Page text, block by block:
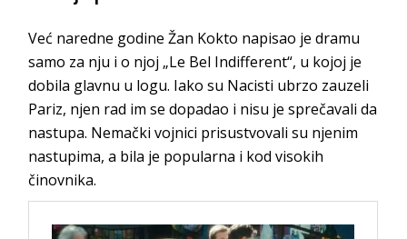
Već naredne godine Žan Kokto napisao je dramu
samo za nju i o njoj „Le Bel Indifferent“, u kojoj je
dobila glavnu u logu. Iako su Nacisti ubrzo zauzeli
Pariz, njen rad im se dopadao i nisu je sprečavali da
nastupa. Nemački vojnici prisustvovali su njenim
nastupima, a bila je popularna i kod visokih
činovnika.